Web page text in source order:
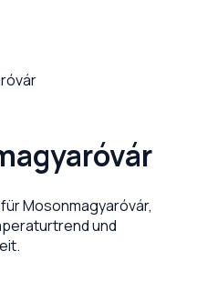
Mosonmagyaróvár,
und